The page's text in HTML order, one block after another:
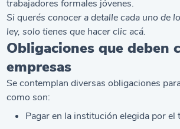
trabajadores formales jóvenes.
Si querés conocer a detalle cada uno de
ley, solo tienes que hacerclic acá.
Obligaciones que deben
empresas
Se contemplan diversas obligaciones
como son:
Pagar en la institución elegida por el